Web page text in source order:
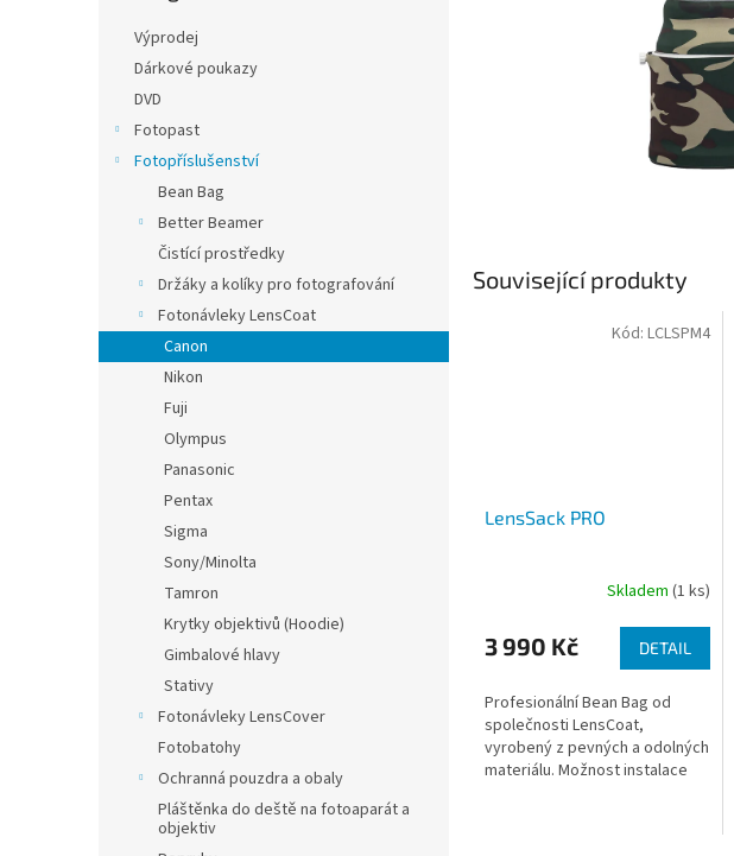
Výprodej
Dárkové poukazy
DVD
Fotopast
Fotopříslušenství
Bean Bag
Better Beamer
Čistící prostředky
Držáky a kolíky pro fotografování
Fotonávleky LensCoat
Canon
Nikon
Fuji
Olympus
Panasonic
Pentax
Sigma
Sony/Minolta
Tamron
Krytky objektivů (Hoodie)
Gimbalové hlavy
Stativy
Fotonávleky LensCover
Fotobatohy
Ochranná pouzdra a obaly
Pláštěnka do deště na fotoaparát a
objektiv
Související produkty
LensSack PRO
Skladem (1 ks)
3 990 Kč DETAIL
Profesionální Bean Bag od
společnosti LensCoat,
vyrobený z pevných a odolných
materiálu. Možnost instalace
Kód: LCLSPM4